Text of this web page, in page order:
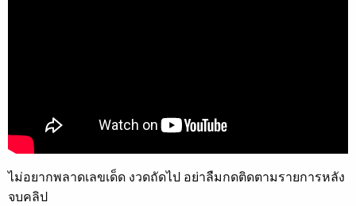
ไม่อยากพลาดเลขเด็ด งวดถัดไป อย่าลืมกดติดตามรายการหลัง
จบคลิป